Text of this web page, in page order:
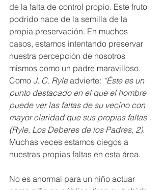
de la falta de control propio. Este fruto
podrido nace de la semilla de la
propia preservación. En muchos
casos, estamos intentando preservar
nuestra percepción de nosotros
mismos como un padre maravilloso.
Como J. C. Ryle advierte: “Éste es un
punto destacado en el que el hombre
puede ver las faltas de su vecino con
mayor claridad que sus propias faltas”.
(Ryle, Los Deberes de los Padres, 2).
Muchas veces estamos ciegos a
nuestras propias faltas en esta área.
No es anormal para un niño actuar